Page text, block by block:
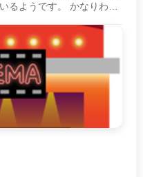
す。 かなりわが